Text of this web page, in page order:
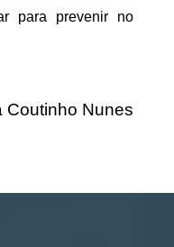
para prevenir no
Coutinho Nunes